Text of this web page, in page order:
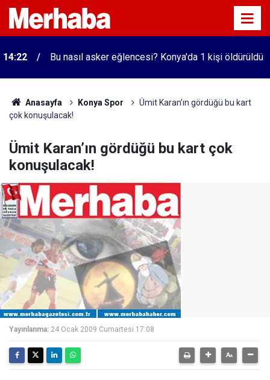
14:22 Bu nasıl asker eğlencesi? Konya'da 1 kişi öldürüldü
Anasayfa Konya Spor
Ümit Karan’ın gördüğü bu kart
çok konuşulacak!
Ümit Karan’ın gördüğü bu kart çok
konuşulacak!
Yayınlanma: 24 Ocak 2009 Cumartesi 17:08